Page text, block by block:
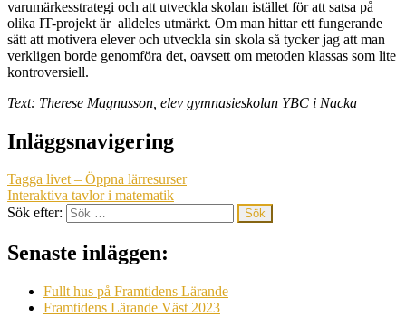
varumärkesstrategi och att utveckla skolan istället för att satsa på
olika IT-projekt är alldeles utmärkt. Om man hittar ett fungerande
sätt att motivera elever och utveckla sin skola så tycker jag att man
verkligen borde genomföra det, oavsett om metoden klassas som lite
kontroversiell.
Text: Therese Magnusson, elev gymnasieskolan YBC i Nacka
Inläggsnavigering
Tagga livet – Öppna lärresurser
Interaktiva tavlor i matematik
Sök efter:
Senaste inläggen:
Fullt hus på Framtidens Lärande
Framtidens Lärande Väst 2023